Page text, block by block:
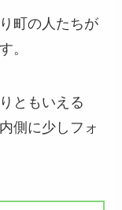
町の人たちが
。
ともいえる
側に少しフォ